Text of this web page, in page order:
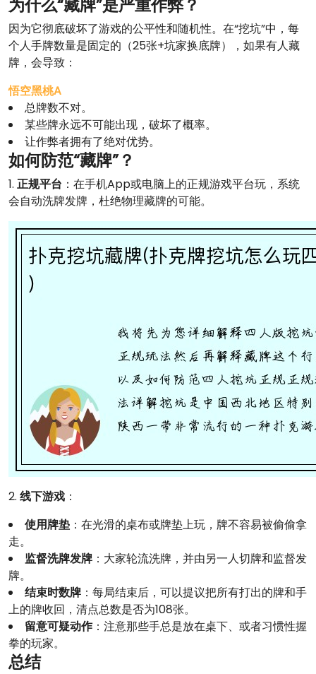
因为它彻底破坏了游戏的公平性和随机性。在“挖坑”中，每
个人手牌数量是固定的（25张+坑家换底牌），如果有人藏
牌，会导致：
悟空黑桃A
总牌数不对。
某些牌永远不可能出现，破坏了概率。
让作弊者拥有了绝对优势。
如何防范“藏牌”？
1. 正规平台 ：在手机App或电脑上的正规游戏平台玩，系统
会自动洗牌发牌，杜绝物理藏牌的可能。
2. 线下游戏 ：
使用牌垫 ：在光滑的桌布或牌垫上玩，牌不容易被偷偷拿
走。
监督洗牌发牌 ：大家轮流洗牌，并由另一人切牌和监督发
牌。
结束时数牌 ：每局结束后，可以提议把所有打出的牌和手
上的牌收回，清点总数是否为108张。
留意可疑动作：注意那些手总是放在桌下、或者习惯性握
拳的玩家。
总结